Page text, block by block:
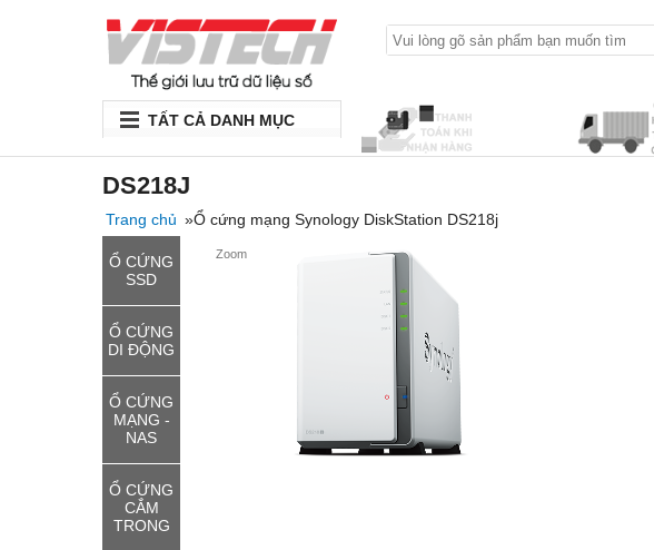
TẤT CẢ DANH MỤC
DS218J
Trang chủ »Ổ cứng mạng Synology DiskStation DS218j
Ổ CỨNG
SSD
Ổ CỨNG
DI ĐỘNG
Ổ CỨNG
MẠNG -
NAS
Ổ CỨNG
CẮM
TRONG
Zoom